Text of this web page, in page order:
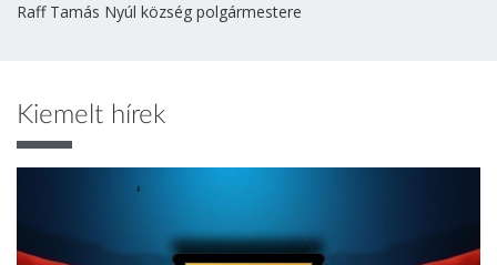
Raff Tamás Nyúl község polgármestere
Kiemelt hírek